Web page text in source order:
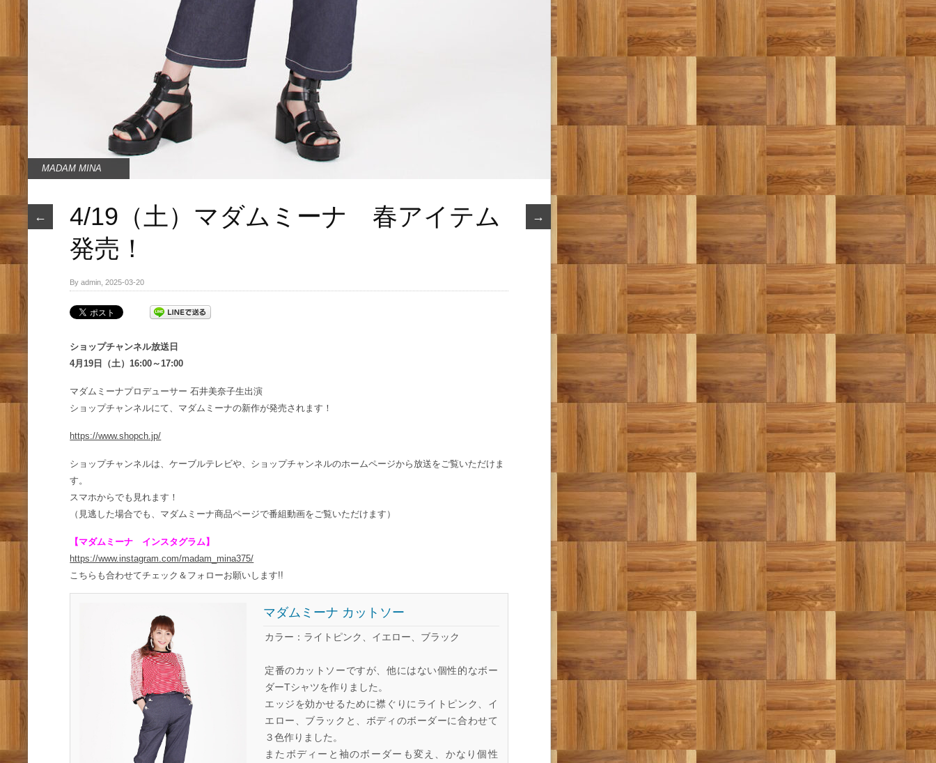
MADAM MINA
← →
4/19（土）マダムミーナ 春アイテム
発売！
By admin, 2025-03-20
ショップチャンネル放送日
4月19日（土）16:00～17:00
マダムミーナプロデューサー 石井美奈子生出演
ショップチャンネルにて、マダムミーナの新作が発売されます！
https://www.shopch.jp/
ショップチャンネルは、ケーブルテレビや、ショップチャンネルのホームページから放送をご覧いただけま
す。
スマホからでも見れます！
（見逃した場合でも、マダムミーナ商品ページで番組動画をご覧いただけます）
【マダムミーナ インスタグラム】
https://www.instagram.com/madam_mina375/
こちらも合わせてチェック＆フォローお願いします!!
マダムミーナ カットソー
カラー：ライトピンク、イエロー、ブラック
定番のカットソーですが、他にはない個性的なボー
ダーTシャツを作りました。
エッジを効かせるために襟ぐりにライトピンク、イ
エロー、ブラックと、ボディのボーダーに合わせて
３色作りました。
またボディーと袖のボーダーも変え、かなり個性